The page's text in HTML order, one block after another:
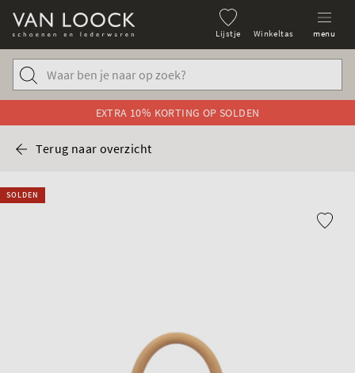
Lijstje Winkeltas menu
EXTRA 10% KORTING OP SOLDEN
Terug naar overzicht
SOLDEN